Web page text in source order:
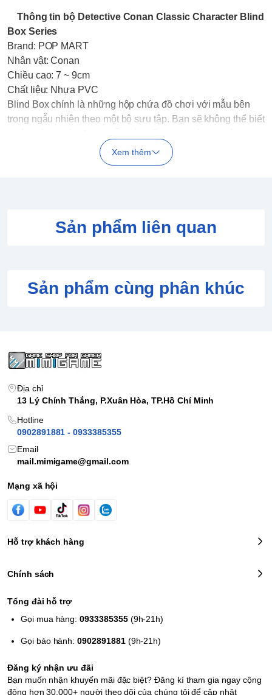
Thông tin bộ Detective Conan Classic Character Blind
Box Series
Brand: POP MART
Nhân vật: Conan
Chiều cao: 7 ~ 9cm
Chất liệu: Nhựa PVC
Blind Box chính là những hộp chứa đồ chơi với mẫu bên
trong ngẫu nhiên theo một bộ sưu tập. Bạn sẽ không thể biết
trò chơi "test nhân phẩm"!
Bạn có thể chọn mua mỗi hộp lẻ hoặc mua một pack để đảm
đen/ghi chú trên vỏ hộp) thì bạn sẽ không có đủ các
mẫu thông thường còn lại.
Xem thêm
Sản phẩm liên quan
Sản phẩm cùng phân khúc
Địa chỉ
13 Lý Chính Thắng, P.Xuân Hòa, TP.Hồ Chí Minh
Hotline
0902891881 - 0933385355
Email
mail.mimigame@gmail.com
Mạng xã hội
Hỗ trợ khách hàng
Chính sách
Tổng đài hỗ trợ
Gọi mua hàng:0933385355(9h-21h)
Gọi bảo hành:0902891881(9h-21h)
Đăng ký nhận ưu đãi
Bạn muốn nhận khuyến mãi đặc biệt? Đăng kí tham gia ngay cộng
động hơn 30.000+ người theo dõi của chúng tôi để cập nhật